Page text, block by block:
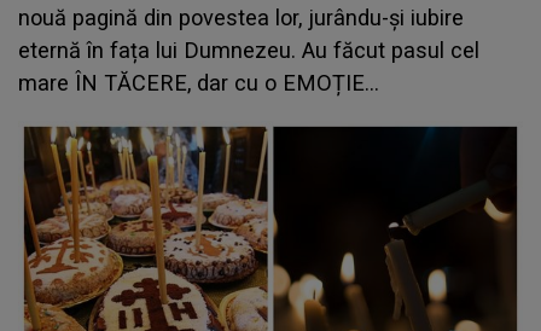
nouă pagină din povestea lor, jurându-și iubire
eternă în fața lui Dumnezeu. Au făcut pasul cel
mare ÎN TĂCERE, dar cu o EMOȚIE
s-au căsătorit religios